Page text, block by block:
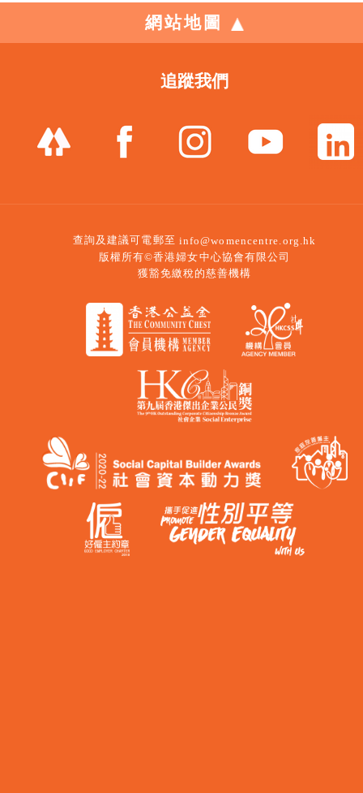
網站地圖
追蹤我們
查詢及建議可電郵至 info@womencentre.org.hk
版權所有©香港婦女中心協會有限公司
獲豁免繳稅的慈善機構